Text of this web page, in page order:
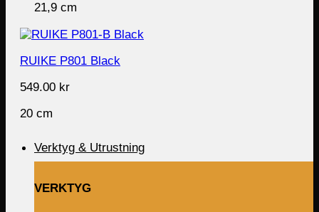
21,9 cm
RUIKE P801 Black
549.00 kr
20 cm
Verktyg & Utrustning
VERKTYG